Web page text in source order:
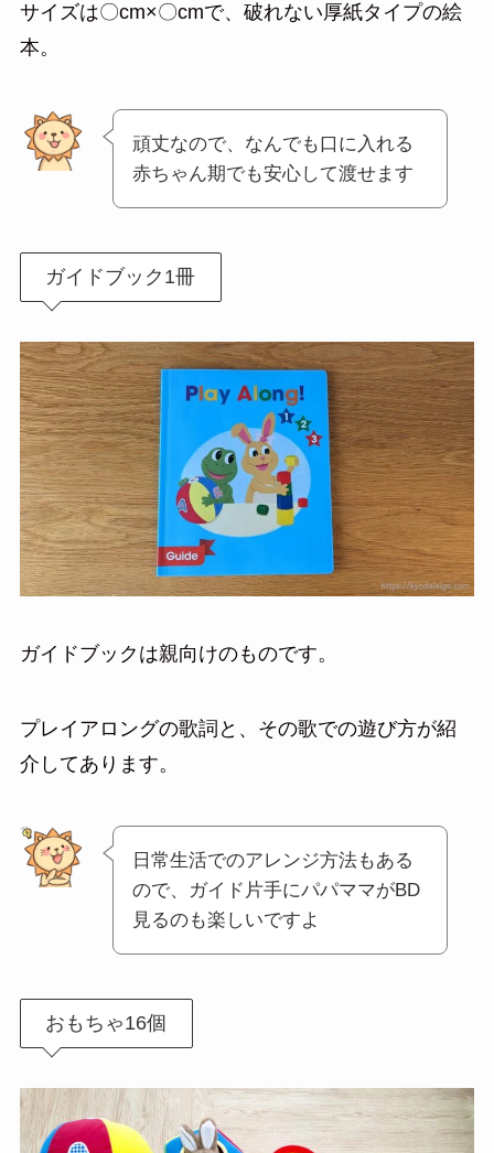
サイズは〇cm×〇cmで、破れない厚紙タイプの絵
本。
頑丈なので、なんでも口に入れる
赤ちゃん期でも安心して渡せます
ガイドブック1冊
ガイドブックは親向けのものです。
プレイアロングの歌詞と、その歌での遊び方が紹
介してあります。
日常生活でのアレンジ方法もある
ので、ガイド片手にパパママがBD
見るのも楽しいですよ
おもちゃ16個